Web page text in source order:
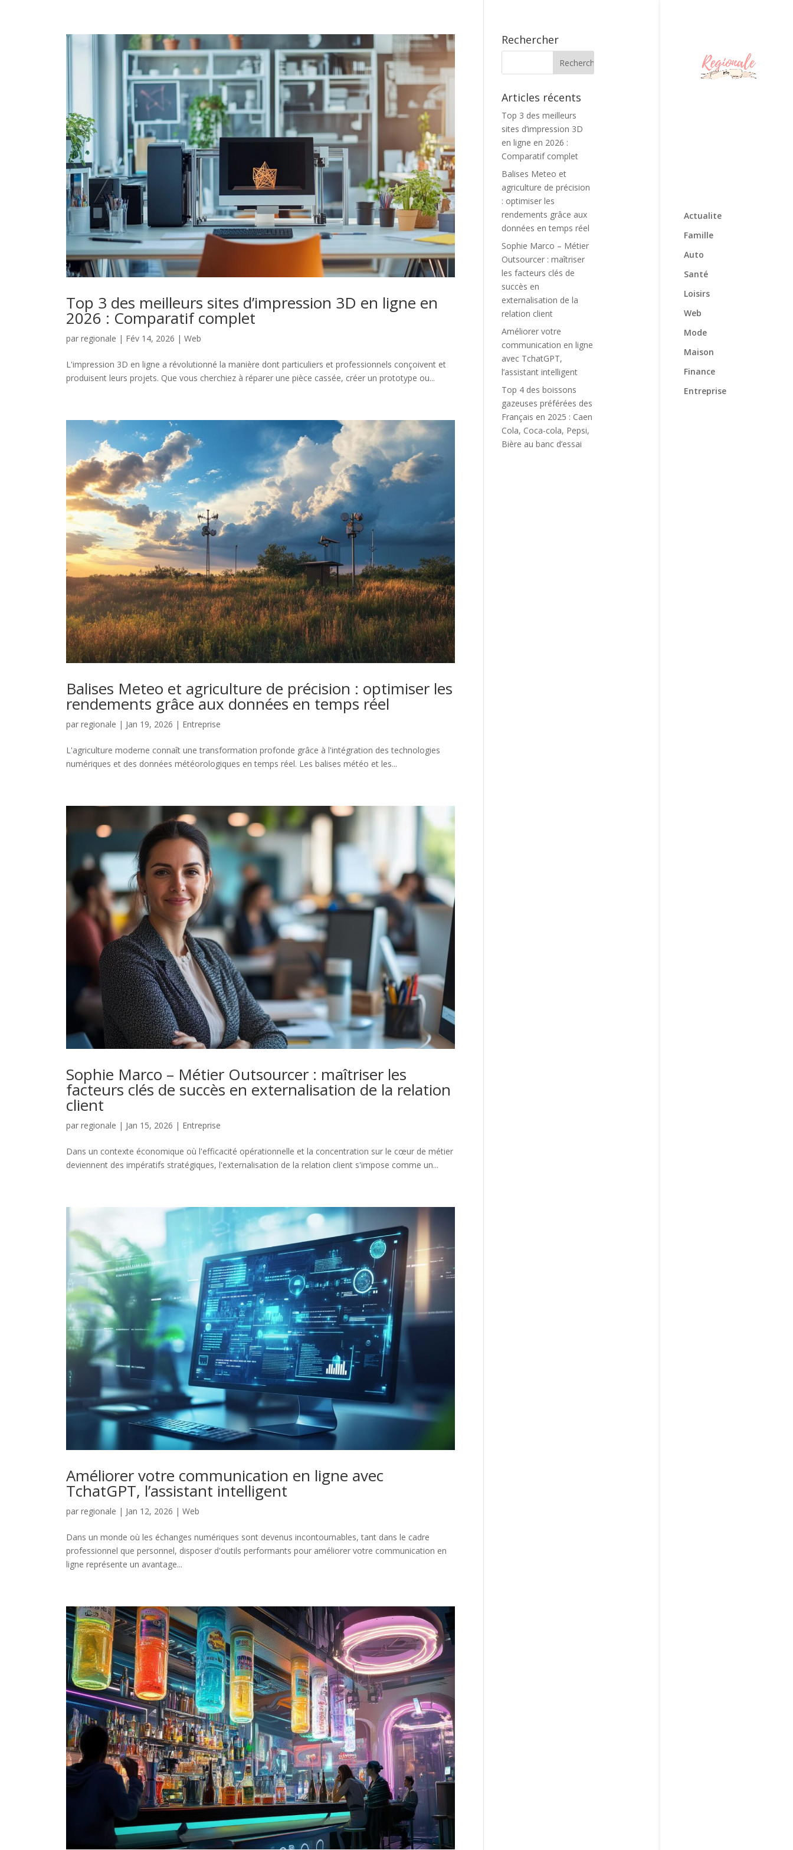
Actualite
Famille
Auto
Santé
Loisirs
Web
Mode
Maison
Finance
Entreprise
Top 3 des meilleurs sites d’impression 3D en ligne en
2026 : Comparatif complet
par regionale | Fév 14, 2026 | Web
L'impression 3D en ligne a révolutionné la manière dont particuliers et professionnels conçoivent et
produisent leurs projets. Que vous cherchiez à réparer une pièce cassée, créer un prototype ou...
Balises Meteo et agriculture de précision : optimiser les
rendements grâce aux données en temps réel
par regionale | Jan 19, 2026 | Entreprise
L'agriculture moderne connaît une transformation profonde grâce à l'intégration des technologies
numériques et des données météorologiques en temps réel. Les balises météo et les...
Sophie Marco – Métier Outsourcer : maîtriser les
facteurs clés de succès en externalisation de la relation
client
par regionale | Jan 15, 2026 | Entreprise
Dans un contexte économique où l'efficacité opérationnelle et la concentration sur le cœur de métier
deviennent des impératifs stratégiques, l'externalisation de la relation client s'impose comme un...
Améliorer votre communication en ligne avec
TchatGPT, l’assistant intelligent
par regionale | Jan 12, 2026 | Web
Dans un monde où les échanges numériques sont devenus incontournables, tant dans le cadre
professionnel que personnel, disposer d'outils performants pour améliorer votre communication en
ligne représente un avantage...
Rechercher
Articles récents
Top 3 des meilleurs
sites d’impression 3D
en ligne en 2026 :
Comparatif complet
Balises Meteo et
agriculture de précision
: optimiser les
rendements grâce aux
données en temps réel
Sophie Marco – Métier
Outsourcer : maîtriser
les facteurs clés de
succès en
externalisation de la
relation client
Améliorer votre
communication en ligne
avec TchatGPT,
l’assistant intelligent
Top 4 des boissons
gazeuses préférées des
Français en 2025 : Caen
Cola, Coca-cola, Pepsi,
Bière au banc d’essai